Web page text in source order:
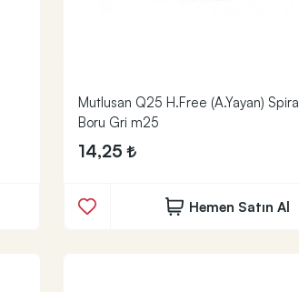
Mutlusan Q25 H.Free (A.Yayan) Spiral
Boru Gri m25
14,25
Hemen Satın Al